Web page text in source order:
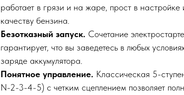
работает в грязи и на жаре, прост в настройке
качеству бензина.
Безотказный запуск. Сочетание
гарантирует, что вы заведетесь в любых
заряде аккумулятора.
Понятное управление. Классическая 5-
N-2-3-4-5) с четким сцеплением позволяет